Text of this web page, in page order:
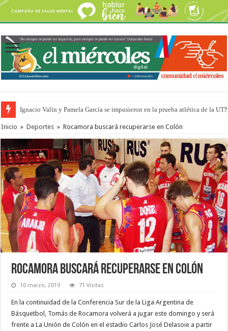
Ignacio Valín y Pamela García se impusieron en la prueba atlética de la
Inicio » Deportes » Rocamora buscará recuperarse en Colón
Rocamora buscará recuperarse en Colón
10 marzo, 2019 71 Visitas
En la continuidad de la Conferencia Sur de la Liga Argentina de
Básquetbol, Tomás de Rocamora volverá a jugar este domingo y será
frente a La Unión de Colón en el estadio Carlos José Delasoie a partir